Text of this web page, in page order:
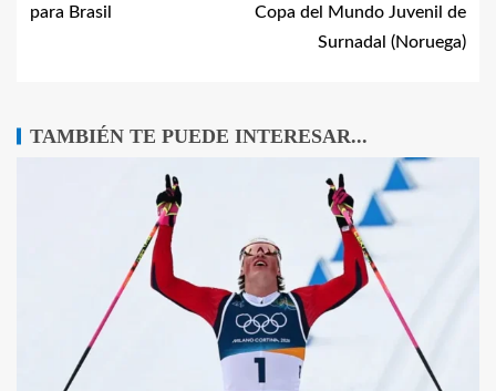
para Brasil
Copa del Mundo Juvenil de
Surnadal (Noruega)
TAMBIÉN TE PUEDE INTERESAR...